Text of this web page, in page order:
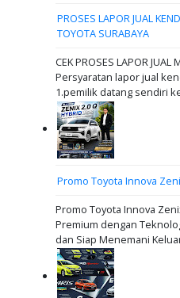
PROSES LAPOR JUAL
TOYOTA SURABAYA
CEK PROSES LAPOR JUAL
Persyaratan lapor jual
1.pemilik datang sendiri
Promo Toyota Innova
Promo Toyota Innova
Premium dengan
dan Siap Menemani